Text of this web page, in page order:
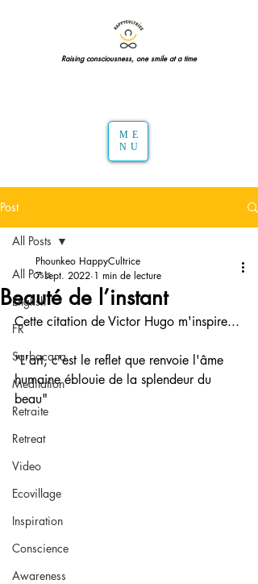
Raising consciousness, one smile at a time
ME
NU
Post
All Posts
English
FR
Sarbacana
Meditation
Retraite
Retreat
Video
Ecovillage
Inspiration
Conscience
Awareness
All Posts
Beauté de l’instant
Phounkeo HappyCultrice
7 sept. 2022 1 min de lecture
Cette citation de Victor Hugo m'inspire...
"L'art, c'est le reflet que renvoie l'âme
humaine éblouie de la splendeur du
beau"